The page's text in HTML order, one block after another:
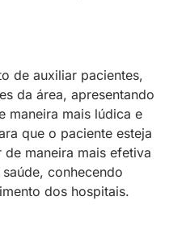
de auxiliar pacientes,
da área, apresentando
maneira mais lúdica e
que o paciente esteja
maneira mais efetiva
conhecendo
dos hospitais.